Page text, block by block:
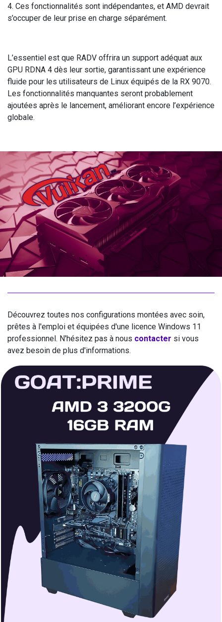
4. Ces fonctionnalités sont indépendantes, et AMD devrait
s’occuper de leur prise en charge séparément.
L’essentiel est que RADV offrira un support adéquat aux
GPU RDNA 4 dès leur sortie, garantissant une expérience
fluide pour les utilisateurs de Linux équipés de la RX 9070.
Les fonctionnalités manquantes seront probablement
ajoutées après le lancement, améliorant encore l’expérience
globale.
Découvrez toutes nos configurations montées avec soin,
prêtes à l'emploi et équipées d'une licence Windows 11
professionnel. N'hésitez pas à nous contacter si vous
avez besoin de plus d'informations.